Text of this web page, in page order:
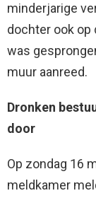
minderjarige
dochter ook op
was
muur aanreed.
Dronken
door
Op zondag 16
meldkamer